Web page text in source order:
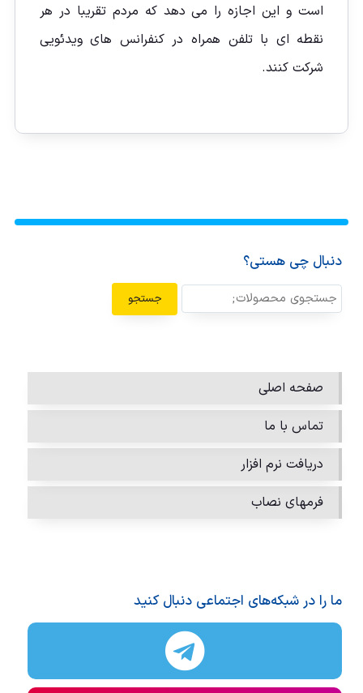
است و این اجازه را می دهد که مردم تقریبا در هر
نقطه ای با تلفن همراه در کنفرانس های ویدئویی
شرکت کنند.
دنبال چی هستی؟
جستجو
صفحه اصلی
تماس با ما
دریافت نرم افزار
فرمهای نصاب
ما را در شبکه‌های اجتماعی دنبال کنید